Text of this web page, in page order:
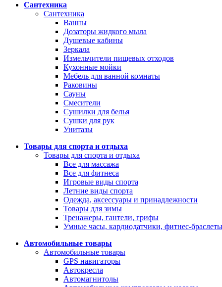
Сантехника
Сантехника
Ванны
Дозаторы жидкого мыла
Душевые кабины
Зеркала
Измельчители пищевых отходов
Кухонные мойки
Мебель для ванной комнаты
Раковины
Сауны
Смесители
Сушилки для белья
Сушки для рук
Унитазы
Товары для спорта и отдыха
Товары для спорта и отдыха
Все для массажа
Все для фитнеса
Игровые виды спорта
Летние виды спорта
Одежда, аксессуары и принадлежности
Товары для зимы
Тренажеры, гантели, грифы
Умные часы, кардиодатчики, фитнес-браслеты
Автомобильные товары
Автомобильные товары
GPS навигаторы
Автокресла
Автомагнитолы